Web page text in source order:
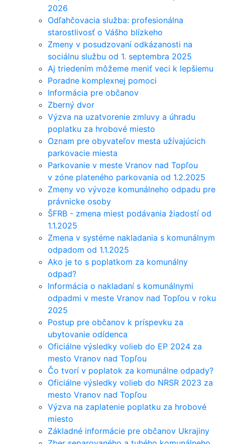
2026
Odľahčovacia služba: profesionálna
starostlivosť o Vášho blízkeho
Zmeny v posudzovaní odkázanosti na
sociálnu službu od 1. septembra 2025
Aj triedením môžeme meniť veci k lepšiemu
Poradne komplexnej pomoci
Informácia pre občanov
Zberný dvor
Výzva na uzatvorenie zmluvy a úhradu
poplatku za hrobové miesto
Oznam pre obyvateľov mesta užívajúcich
parkovacie miesta
Parkovanie v meste Vranov nad Topľou
v zóne plateného parkovania od 1.2.2025
Zmeny vo vývoze komunálneho odpadu pre
právnicke osoby
ŠFRB - zmena miest podávania žiadostí od
1.1.2025
Zmena v systéme nakladania s komunálnym
odpadom od 1.1.2025
Ako je to s poplatkom za komunálny
odpad?
Informácia o nakladaní s komunálnymi
odpadmi v meste Vranov nad Topľou v roku
2025
Postup pre občanov k príspevku za
ubytovanie odídenca
Oficiálne výsledky volieb do EP 2024 za
mesto Vranov nad Topľou
Čo tvorí v poplatok za komunálne odpady?
Oficiálne výsledky volieb do NRSR 2023 za
mesto Vranov nad Topľou
Výzva na zaplatenie poplatku za hrobové
miesto
Základné informácie pre občanov Ukrajiny